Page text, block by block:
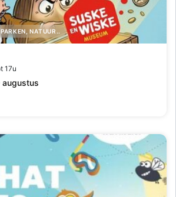
NATUUR..
Vlieg in het Suske en Wiske Museum
17u
augustus